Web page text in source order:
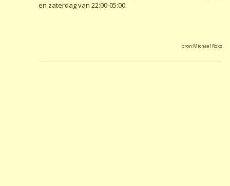
en zaterdag van 22:00-05:00.
bron:Michael Roks